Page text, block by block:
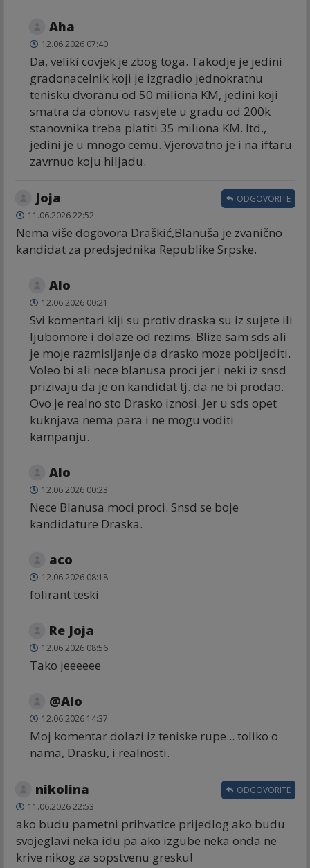
Aha
12.06.2026 07:40
Da, veliki covjek je zbog toga. Takodje je jedini
gradonacelnik koji je izgradio jednokratnu
tenisku dvoranu od 50 miliona KM, jedini koji
smatra da obnovu rasvjete u gradu od 200k
stanovnika treba platiti 35 miliona KM. Itd.,
jedini je u mnogo cemu. Vjerovatno je i na iftaru
zavrnuo koju hiljadu.
Joja
11.06.2026 22:52
Nema više dogovora Draškić,Blanuša je zvanično
kandidat za predsjednika Republike Srpske.
ODGOVORITE
Alo
12.06.2026 00:21
Svi komentari kiji su protiv draska su iz sujete ili
ljubomore i dolaze od rezims. Blize sam sds ali
je moje razmisljanje da drasko moze pobijediti.
Voleo bi ali nece blanusa proci jer i neki iz snsd
prizivaju da je on kandidat tj. da ne bi prodao.
Ovo je realno sto Drasko iznosi. Jer u sds opet
kuknjava nema para i ne mogu voditi
kampanju.
Alo
12.06.2026 00:23
Nece Blanusa moci proci. Snsd se boje
kandidature Draska.
aco
12.06.2026 08:18
folirant teski
Re Joja
12.06.2026 08:56
Tako jeeeeee
@Alo
12.06.2026 14:37
Moj komentar dolazi iz teniske rupe... toliko o
nama, Drasku, i realnosti.
nikolina
11.06.2026 22:53
ako budu pametni prihvatice prijedlog ako budu
svojeglavi neka idu pa ako izgube neka onda ne
krive nikog za sopstvenu gresku!
ODGOVORITE